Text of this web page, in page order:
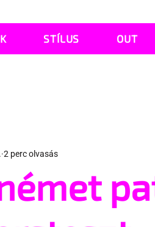
STÍLUS OUT
2 perc olvasás